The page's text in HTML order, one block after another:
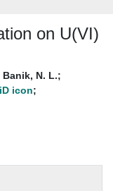
on U(VI)
Banik, N. L.;
;